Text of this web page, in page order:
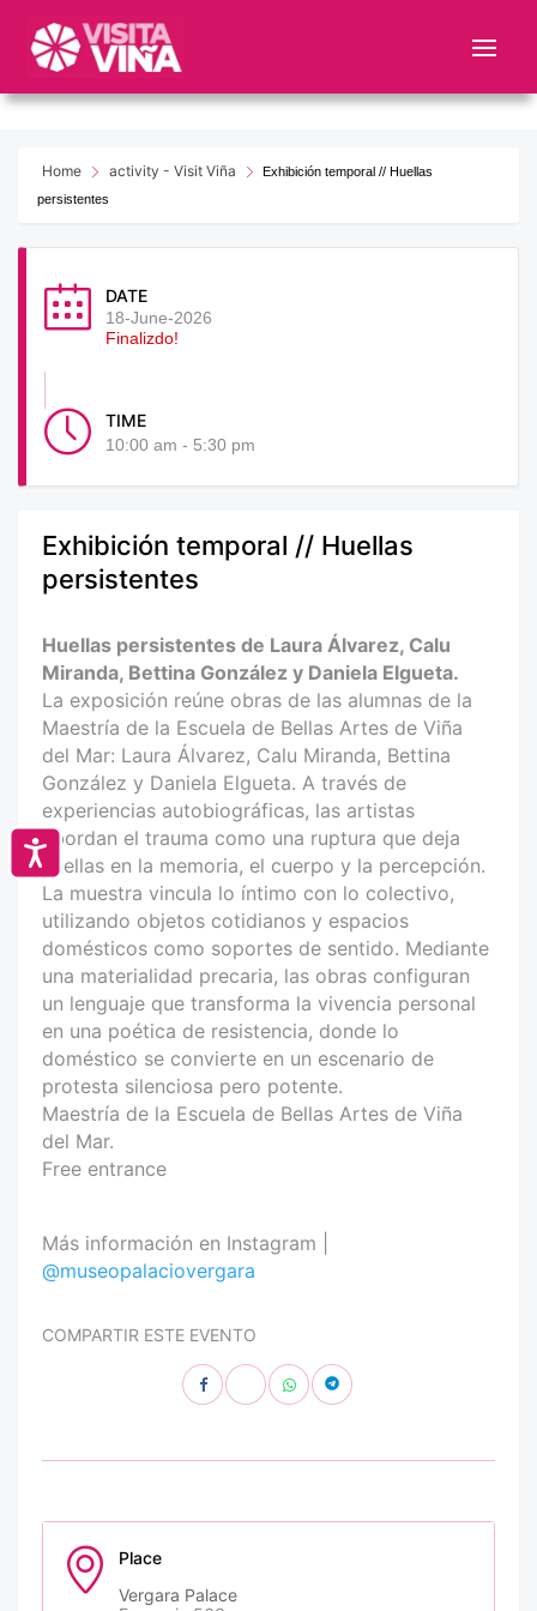
este
web
sistema
Accesibilidad
Home activity - Visit Viña
Exhibición temporal // Huellas
persistentes
DATE
18-June-2026
Finalizdo!
TIME
10:00 am - 5:30 pm
Exhibición temporal // Huellas
persistentes
Huellas persistentes de Laura Álvarez, Calu
Miranda, Bettina González y Daniela Elgueta.
La exposición reúne obras de las alumnas de la
Maestría de la Escuela de Bellas Artes de Viña
del Mar: Laura Álvarez, Calu Miranda, Bettina
González y Daniela Elgueta. A través de
experiencias autobiográficas, las artistas
abordan el trauma como una ruptura que deja
huellas en la memoria, el cuerpo y la percepción.
La muestra vincula lo íntimo con lo colectivo,
utilizando objetos cotidianos y espacios
domésticos como soportes de sentido. Mediante
una materialidad precaria, las obras configuran
un lenguaje que transforma la vivencia personal
en una poética de resistencia, donde lo
doméstico se convierte en un escenario de
protesta silenciosa pero potente.
Maestría de la Escuela de Bellas Artes de Viña
del Mar.
Free entrance
Más información en Instagram |
@museopalaciovergara
COMPARTIR ESTE EVENTO
Place
Vergara Palace